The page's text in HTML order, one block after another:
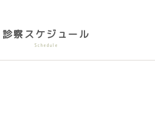
診察スケジュール
Schedule